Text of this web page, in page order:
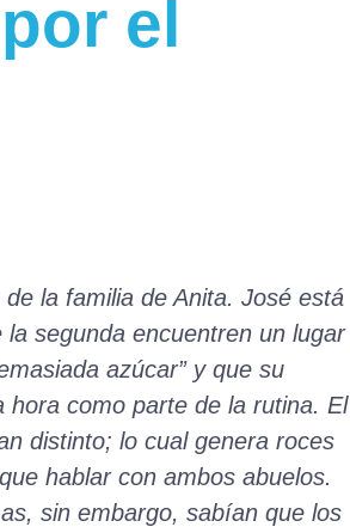
el
la familia de Anita. José está
segunda encuentren un lugar
azúcar” y que su
como parte de la rutina. El
distinto; lo cual genera roces
hablar con ambos abuelos.
sin embargo, sabían que los